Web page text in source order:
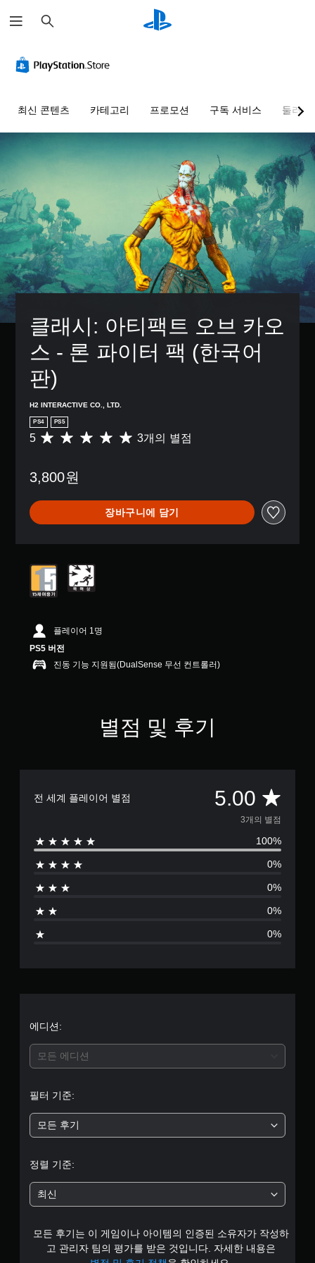
색
최신 콘텐츠 카테고리 프로모션 구독 서비스 둘러보
클래시: 아티팩트 오브 카오
스 - 론 파이터 팩 (한국어
판)
H2 INTERACTIVE CO., LTD.
PS4 PS5
총
점
로
부
터
별
중
평
개
5 3개의 별점
3,800원
장바구니에 담기
플레이어 1명
PS5 버전
진동 기능 지원됨(DualSense 무선 컨트롤러)
별점 및 후기
전 세계 플레이어 별점 5.00 총
3
별
점
로
평
균
개
별
3개의 별점
100%
0%
0%
0%
0%
에디션:
모든 에디션
필터 기준:
모든 후기
정렬 기준:
최신
모든 후기는 이 게임이나 아이템의 인증된 소유자가 작성하
고 관리자 팀의 평가를 받은 것입니다. 자세한 내용은